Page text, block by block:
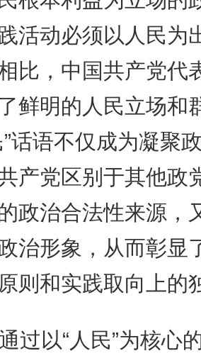
活动必须以人民为
比，中国共产党代
鲜明的人民立场和
”话语不仅成为凝聚
产党区别于其他政
政治合法性来源，
治形象，从而彰显
则和实践取向上的
过以“人民”为核心